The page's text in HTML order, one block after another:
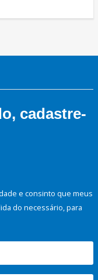
cadastre-
e consinto que meus
do necessário, para